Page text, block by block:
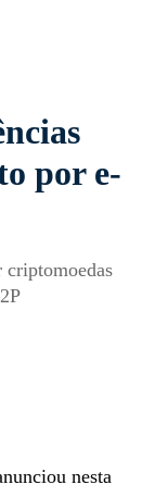
por e-
criptomoedas
nesta